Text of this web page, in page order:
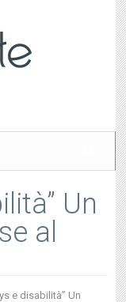
Un
al
e disabilità” Un